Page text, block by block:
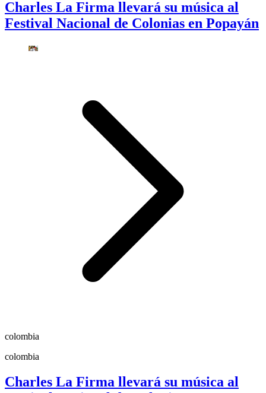
Charles La Firma llevará su música al
Festival Nacional de Colonias en Popayán
colombia
colombia
Charles La Firma llevará su música al